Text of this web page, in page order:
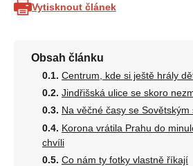
Vytisknout článek
Obsah článku
Centrum, kde si ještě hrály
Jindřišská ulice se skoro
Na věčné časy se Sovětským
Korona vrátila Prahu do
chvíli
Co nám ty fotky vlastně říkají